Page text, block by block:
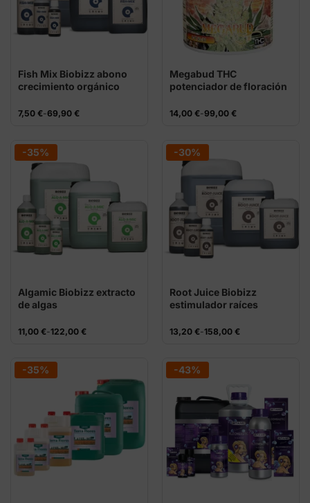
Fish Mix Biobizz abono
crecimiento orgánico
7,50 €-69,90 €
Rango
de
7,50 €
hasta
69,90 €
Megabud THC
potenciador de floración
14,00 €-99,00 €
Rango
14,00 €
hasta
99,00 €
-35%
Algamic Biobizz extracto
de algas
11,00 €-122,00 €
Rango
de
11,00 €
hasta
122,00 €
-30%
Root Juice Biobizz
estimulador raíces
13,20 €-158,00 €
Rango
13,20 €
hasta
158,00 €
-35% -43%